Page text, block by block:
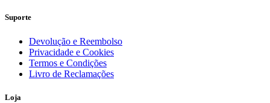
Suporte
Devolução e Reembolso
Privacidade e Cookies
Termos e Condições
Livro de Reclamações
Loja